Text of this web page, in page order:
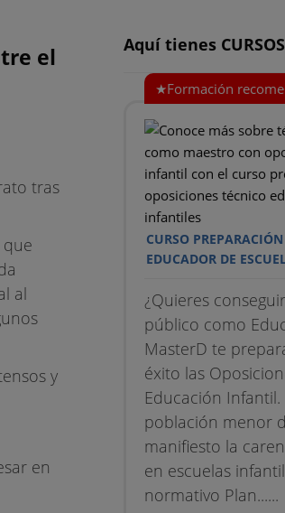
ENTRE
DE
el
tras
al
y
en
Aquí tienes
CURSO
EDUCADOR DE
¿Quieres
público como
MasterD te
éxito las
Educación
población menor
manifiesto la
en escuelas
normativo Plan......